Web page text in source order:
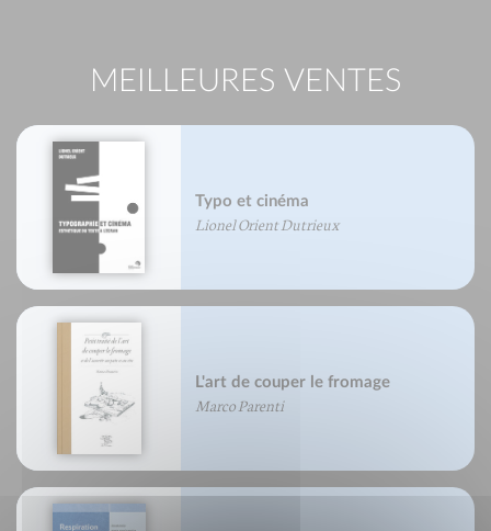
MEILLEURES VENTES
Typo et cinéma
Lionel Orient Dutrieux
L'art de couper le fromage
Marco Parenti